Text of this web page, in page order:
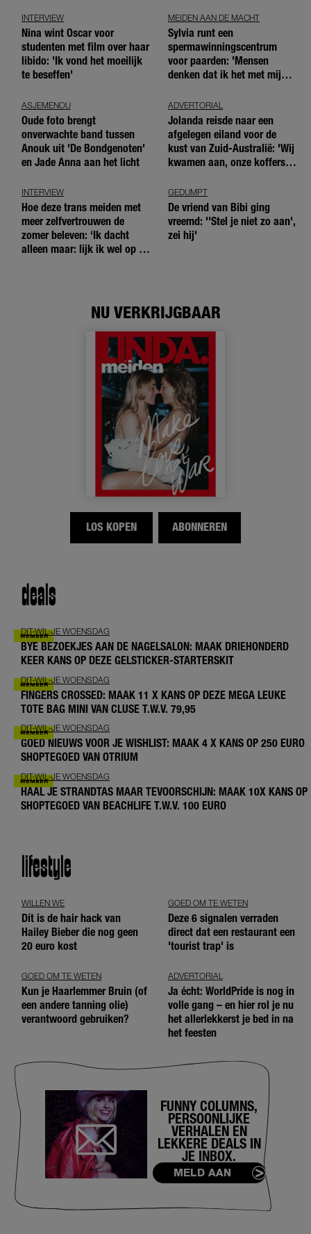
INTERVIEW
Nina wint Oscar voor
studenten met film over haar
libido: 'Ik vond het moeilijk
te beseffen'
MEIDEN AAN DE MACHT
Sylvia runt een
spermawinningscentrum
voor paarden: 'Mensen
denken dat ik het met mijn
ASJEMENOU
Oude foto brengt
onverwachte band tussen
Anouk uit 'De Bondgenoten'
en Jade Anna aan het licht
ADVERTORIAL
Jolanda reisde naar een
afgelegen eiland voor de
kust van Zuid-Australië: 'Wij
kwamen aan, onze koffers
INTERVIEW
Hoe deze trans meiden met
meer zelfvertrouwen de
zomer beleven: ‘Ik dacht
alleen maar: lijk ik wel op de
GEDUMPT
De vriend van Bibi ging
vreemd: ''Stel je niet zo aan',
zei hij'
NU VERKRIJGBAAR
LOS KOPEN ABONNEREN
deals
DIT-WIL-JE WOENSDAG
BYE BEZOEKJES AAN DE NAGELSALON: MAAK DRIEHONDERD
KEER KANS OP DEZE GELSTICKER-STARTERSKIT
DIT-WIL-JE WOENSDAG
FINGERS CROSSED: MAAK 11 X KANS OP DEZE MEGA LEUKE
TOTE BAG MINI VAN CLUSE T.W.V. 79,95
DIT-WIL-JE WOENSDAG
GOED NIEUWS VOOR JE WISHLIST: MAAK 4 X KANS OP 250 EURO
SHOPTEGOED VAN OTRIUM
DIT-WIL-JE WOENSDAG
HAAL JE STRANDTAS MAAR TEVOORSCHIJN: MAAK 10X KANS OP
SHOPTEGOED VAN BEACHLIFE T.W.V. 100 EURO
lifestyle
WILLEN WE
Dít is de hair hack van
Hailey Bieber die nog geen
20 euro kost
GOED OM TE WETEN
Deze 6 signalen verraden
direct dat een restaurant een
'tourist trap' is
GOED OM TE WETEN
Kun je Haarlemmer Bruin (of
een andere tanning olie)
verantwoord gebruiken?
ADVERTORIAL
Ja écht: WorldPride is nog in
volle gang – en hier rol je nu
het allerlekkerst je bed in na
het feesten
FUNNY COLUMNS,
PERSOONLIJKE
VERHALEN EN
LEKKERE DEALS IN
JE INBOX.
MELD AAN